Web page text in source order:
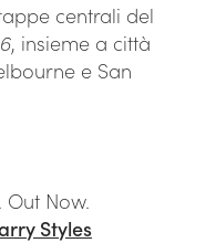
centrali del
, insieme a città
e San
Now.
Styles